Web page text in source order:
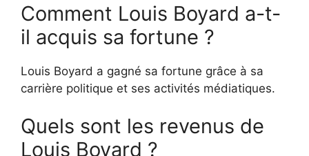
Comment Louis Boyard a-t-
il acquis sa fortune ?
Louis Boyard a gagné sa fortune grâce à sa
carrière politique et ses activités médiatiques.
Quels sont les revenus de
Louis Boyard ?